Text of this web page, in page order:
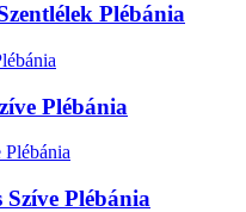
Plébánia
Plébánia
Plébánia